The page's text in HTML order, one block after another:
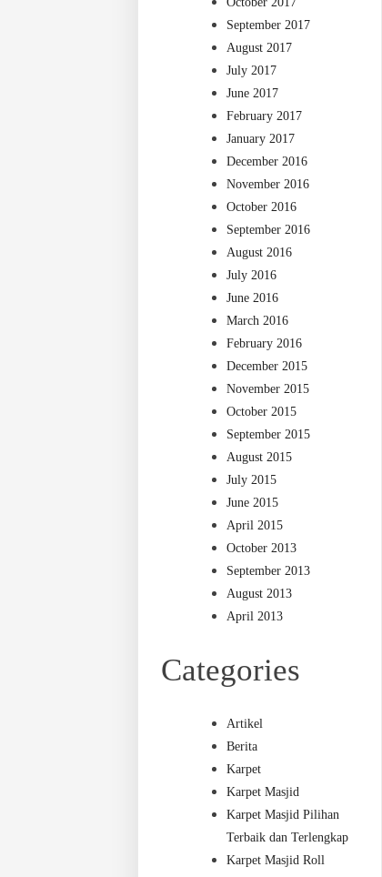
September 2017
August 2017
July 2017
June 2017
February 2017
January 2017
December 2016
November 2016
October 2016
September 2016
August 2016
July 2016
June 2016
March 2016
February 2016
December 2015
November 2015
October 2015
September 2015
August 2015
July 2015
June 2015
April 2015
October 2013
September 2013
August 2013
April 2013
Categories
Artikel
Berita
Karpet
Karpet Masjid
Karpet Masjid Pilihan
Terbaik dan Terlengkap
Karpet Masjid Roll